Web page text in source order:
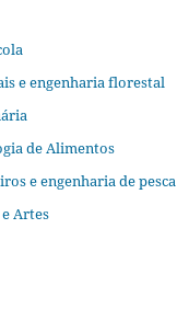
e engenharia florestal
de Alimentos
e engenharia de pesca
Artes